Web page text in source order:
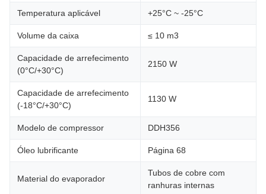
Temperatura aplicável +25°C ~ -25°C
Volume da caixa ≤ 10 m3
Capacidade de arrefecimento
(0°C/+30°C)
2150 W
Capacidade de arrefecimento
(-18°C/+30°C)
1130 W
Modelo de compressor DDH356
Óleo lubrificante Página 68
Material do evaporador
Tubos de cobre com
ranhuras internas